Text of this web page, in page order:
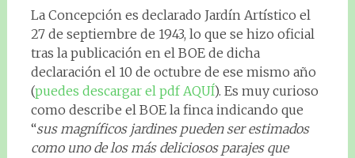
La Concepción es declarado Jardín Artístico el
27 de septiembre de 1943, lo que se hizo oficial
tras la publicación en el BOE de dicha
declaración el 10 de octubre de ese mismo año
(puedes descargar el pdf AQUÍ). Es muy curioso
como describe el BOE la finca indicando que
“sus magníficos jardines pueden ser estimados
como uno de los más deliciosos parajes que